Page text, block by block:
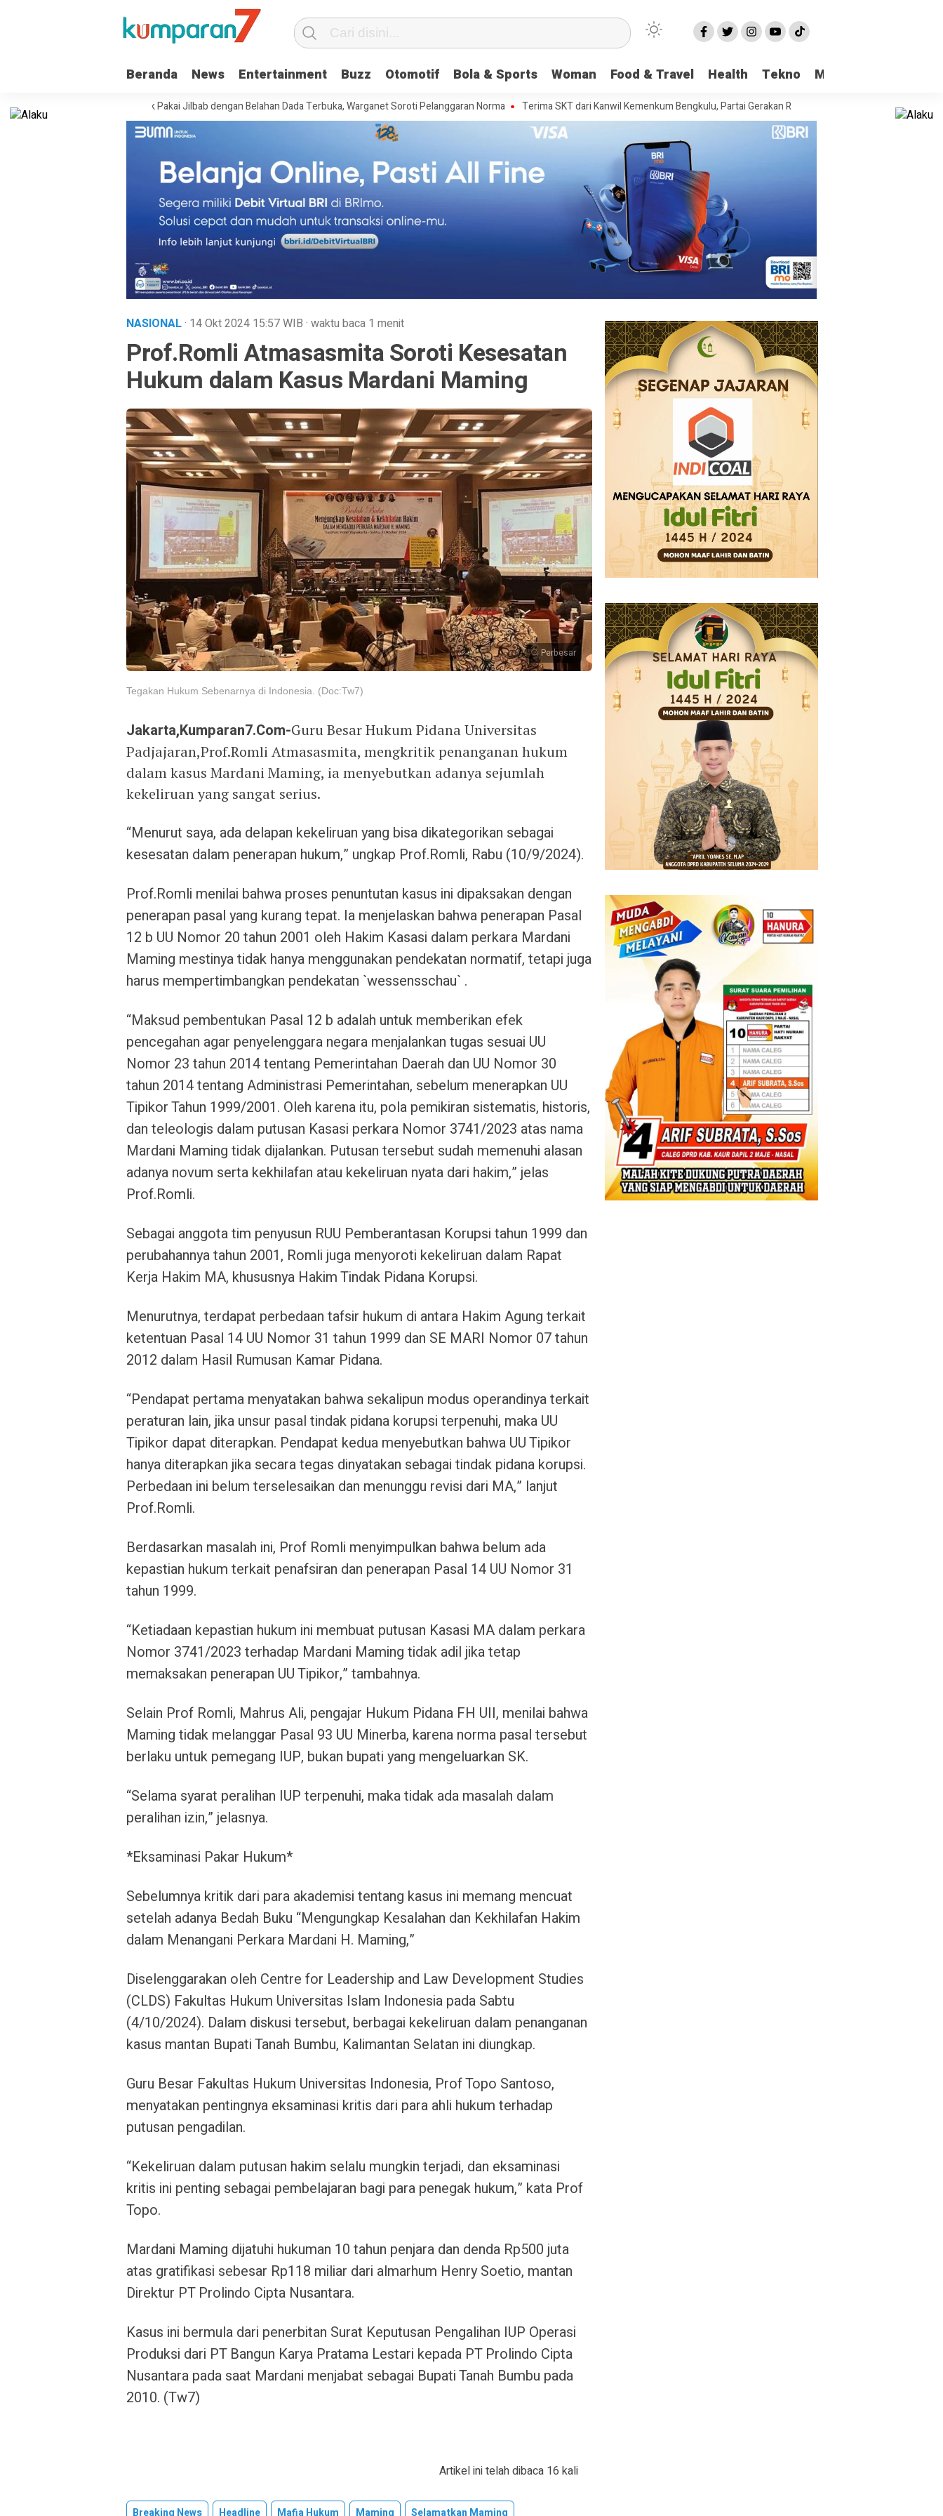
Beranda News Entertainment Buzz Otomotif Bola & Sports Woman Food & Travel Health Tekno More
Sukoharjo Live TikTok Pakai Jilbab dengan Belahan Dada Terbuka, Warganet Soroti Pelanggaran Norma Terima SKT dari Kanwil Kemenkum Bengkulu, Partai Gerakan Rakyat Provinsi Bengkulu “Hadir Berjuang
NASIONAL· 14 Okt 2024 15:57WIB · waktu baca 1 menit
Prof.Romli Atmasasmita Soroti Kesesatan
Hukum dalam Kasus Mardani Maming
Perbesar
Tegakan Hukum Sebenarnya di Indonesia. (Doc:Tw7)
Jakarta,Kumparan7.Com-Guru Besar Hukum Pidana Universitas
Padjajaran,Prof.Romli Atmasasmita, mengkritik penanganan hukum
dalam kasus Mardani Maming, ia menyebutkan adanya sejumlah
kekeliruan yang sangat serius.
“Menurut saya, ada delapan kekeliruan yang bisa dikategorikan sebagai
kesesatan dalam penerapan hukum,” ungkap Prof.Romli, Rabu (10/9/2024).
Prof.Romli menilai bahwa proses penuntutan kasus ini dipaksakan dengan
penerapan pasal yang kurang tepat. Ia menjelaskan bahwa penerapan Pasal
12 b UU Nomor 20 tahun 2001 oleh Hakim Kasasi dalam perkara Mardani
Maming mestinya tidak hanya menggunakan pendekatan normatif, tetapi juga
harus mempertimbangkan pendekatan `wessensschau` .
“Maksud pembentukan Pasal 12 b adalah untuk memberikan efek
pencegahan agar penyelenggara negara menjalankan tugas sesuai UU
Nomor 23 tahun 2014 tentang Pemerintahan Daerah dan UU Nomor 30
tahun 2014 tentang Administrasi Pemerintahan, sebelum menerapkan UU
Tipikor Tahun 1999/2001. Oleh karena itu, pola pemikiran sistematis, historis,
dan teleologis dalam putusan Kasasi perkara Nomor 3741/2023 atas nama
Mardani Maming tidak dijalankan. Putusan tersebut sudah memenuhi alasan
adanya novum serta kekhilafan atau kekeliruan nyata dari hakim,” jelas
Prof.Romli.
Sebagai anggota tim penyusun RUU Pemberantasan Korupsi tahun 1999 dan
perubahannya tahun 2001, Romli juga menyoroti kekeliruan dalam Rapat
Kerja Hakim MA, khususnya Hakim Tindak Pidana Korupsi.
Menurutnya, terdapat perbedaan tafsir hukum di antara Hakim Agung terkait
ketentuan Pasal 14 UU Nomor 31 tahun 1999 dan SE MARI Nomor 07 tahun
2012 dalam Hasil Rumusan Kamar Pidana.
“Pendapat pertama menyatakan bahwa sekalipun modus operandinya terkait
peraturan lain, jika unsur pasal tindak pidana korupsi terpenuhi, maka UU
Tipikor dapat diterapkan. Pendapat kedua menyebutkan bahwa UU Tipikor
hanya diterapkan jika secara tegas dinyatakan sebagai tindak pidana korupsi.
Perbedaan ini belum terselesaikan dan menunggu revisi dari MA,” lanjut
Prof.Romli.
Berdasarkan masalah ini, Prof Romli menyimpulkan bahwa belum ada
kepastian hukum terkait penafsiran dan penerapan Pasal 14 UU Nomor 31
tahun 1999.
“Ketiadaan kepastian hukum ini membuat putusan Kasasi MA dalam perkara
Nomor 3741/2023 terhadap Mardani Maming tidak adil jika tetap
memaksakan penerapan UU Tipikor,” tambahnya.
Selain Prof Romli, Mahrus Ali, pengajar Hukum Pidana FH UII, menilai bahwa
Maming tidak melanggar Pasal 93 UU Minerba, karena norma pasal tersebut
berlaku untuk pemegang IUP, bukan bupati yang mengeluarkan SK.
“Selama syarat peralihan IUP terpenuhi, maka tidak ada masalah dalam
peralihan izin,” jelasnya.
*Eksaminasi Pakar Hukum*
Sebelumnya kritik dari para akademisi tentang kasus ini memang mencuat
setelah adanya Bedah Buku “Mengungkap Kesalahan dan Kekhilafan Hakim
dalam Menangani Perkara Mardani H. Maming,”
Diselenggarakan oleh Centre for Leadership and Law Development Studies
(CLDS) Fakultas Hukum Universitas Islam Indonesia pada Sabtu
(4/10/2024). Dalam diskusi tersebut, berbagai kekeliruan dalam penanganan
kasus mantan Bupati Tanah Bumbu, Kalimantan Selatan ini diungkap.
Guru Besar Fakultas Hukum Universitas Indonesia, Prof Topo Santoso,
menyatakan pentingnya eksaminasi kritis dari para ahli hukum terhadap
putusan pengadilan.
“Kekeliruan dalam putusan hakim selalu mungkin terjadi, dan eksaminasi
kritis ini penting sebagai pembelajaran bagi para penegak hukum,” kata Prof
Topo.
Mardani Maming dijatuhi hukuman 10 tahun penjara dan denda Rp500 juta
atas gratifikasi sebesar Rp118 miliar dari almarhum Henry Soetio, mantan
Direktur PT Prolindo Cipta Nusantara.
Kasus ini bermula dari penerbitan Surat Keputusan Pengalihan IUP Operasi
Produksi dari PT Bangun Karya Pratama Lestari kepada PT Prolindo Cipta
Nusantara pada saat Mardani menjabat sebagai Bupati Tanah Bumbu pada
2010. (Tw7)
Artikel ini telah dibaca 16 kali
Breaking News Headline Mafia Hukum Maming Selamatkan Maming